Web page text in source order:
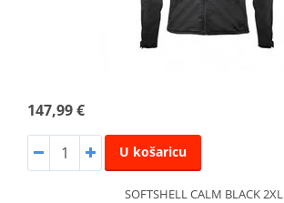
147,99 €
U košaricu
SOFTSHELL CALM BLACK 2XL